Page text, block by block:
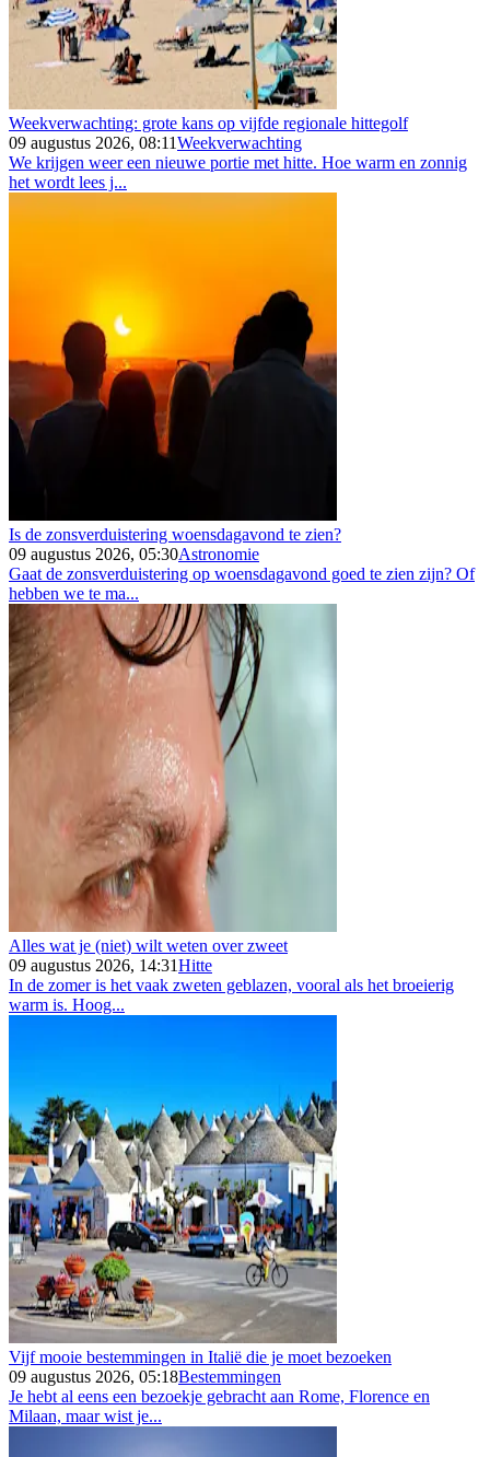
Weekverwachting: grote kans op vijfde regionale hittegolf
09 augustus 2026, 08:11Weekverwachting
We krijgen weer een nieuwe portie met hitte. Hoe warm en zonnig
het wordt lees j...
Is de zonsverduistering woensdagavond te zien?
09 augustus 2026, 05:30Astronomie
Gaat de zonsverduistering op woensdagavond goed te zien zijn? Of
hebben we te ma...
Alles wat je (niet) wilt weten over zweet
09 augustus 2026, 14:31Hitte
In de zomer is het vaak zweten geblazen, vooral als het broeierig
warm is. Hoog...
Vijf mooie bestemmingen in Italië die je moet bezoeken
09 augustus 2026, 05:18Bestemmingen
Je hebt al eens een bezoekje gebracht aan Rome, Florence en
Milaan, maar wist je...